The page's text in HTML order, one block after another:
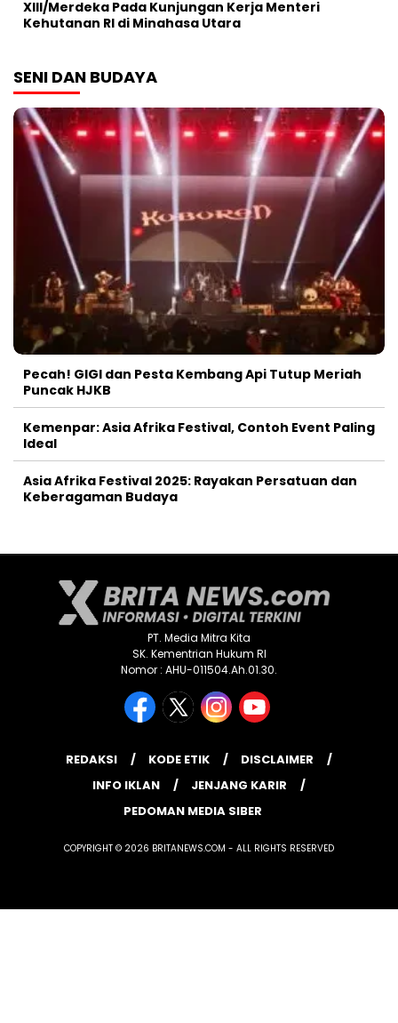
XIII/Merdeka Pada Kunjungan Kerja Menteri
Kehutanan RI di Minahasa Utara
SENI DAN BUDAYA
Pecah! GIGI dan Pesta Kembang Api Tutup Meriah
Puncak HJKB
Kemenpar: Asia Afrika Festival, Contoh Event Paling
Ideal
Asia Afrika Festival 2025: Rayakan Persatuan dan
Keberagaman Budaya
PT. Media Mitra Kita
SK. Kementrian Hukum RI
Nomor : AHU-011504.Ah.01.30.
REDAKSI KODE ETIK
DISCLAIMER
INFO IKLAN
JENJANG KARIR
PEDOMAN MEDIA SIBER
COPYRIGHT © 2026 BRITANEWS.COM - ALL RIGHTS RESERVED